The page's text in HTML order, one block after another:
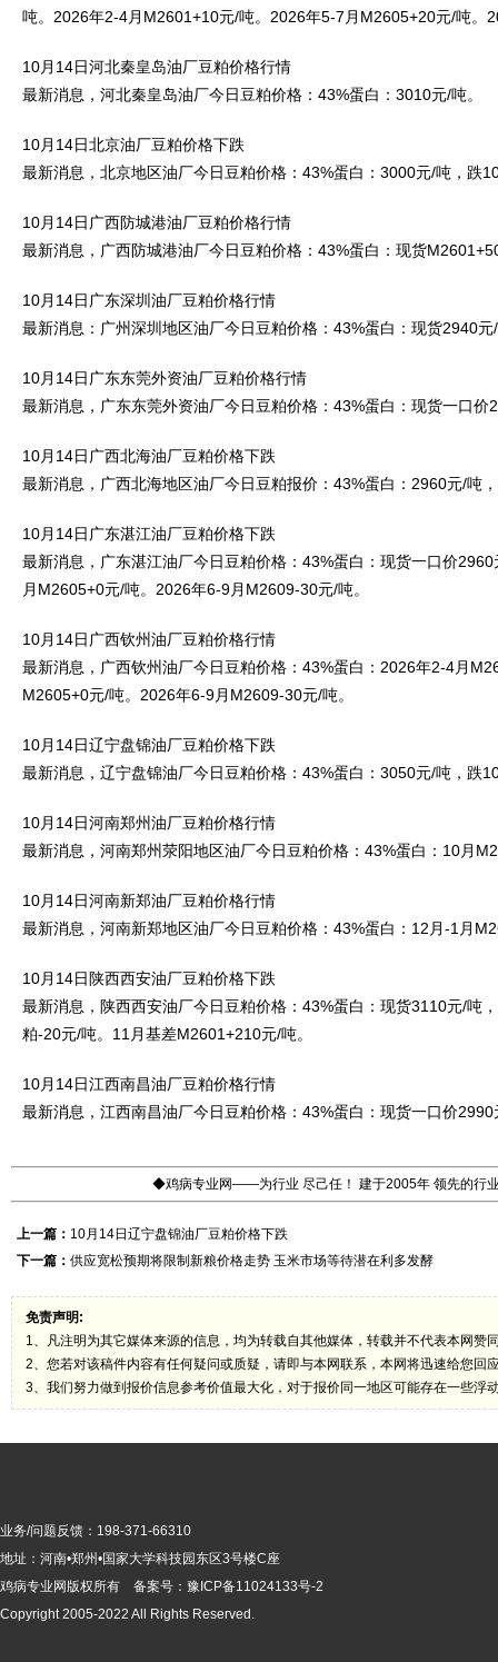
吨。2026年2-4月M2601+10元/吨。2026年5-7月M2605+20元/吨。
10月14日河北秦皇岛油厂豆粕价格行情
最新消息，河北秦皇岛油厂今日豆粕价格：43%蛋白：3010元/吨。
10月14日北京油厂豆粕价格下跌
最新消息，北京地区油厂今日豆粕价格：43%蛋白：3000元/吨，跌
10月14日广西防城港油厂豆粕价格行情
最新消息，广西防城港油厂今日豆粕价格：43%蛋白：现货
10月14日广东深圳油厂豆粕价格行情
最新消息：广州深圳地区油厂今日豆粕价格：43%蛋白：现货2940元
10月14日广东东莞外资油厂豆粕价格行情
最新消息，广东东莞外资油厂今日豆粕价格：43%蛋白：现货一口价
10月14日广西北海油厂豆粕价格下跌
最新消息，广西北海地区油厂今日豆粕报价：43%蛋白：2960元/吨
10月14日广东湛江油厂豆粕价格下跌
最新消息，广东湛江油厂今日豆粕价格：43%蛋白：现货一口价
月M2605+0元/吨。2026年6-9月M2609-30元/吨。
10月14日广西钦州油厂豆粕价格行情
最新消息，广西钦州油厂今日豆粕价格：43%蛋白：2026年2-4月
M2605+0元/吨。2026年6-9月M2609-30元/吨。
10月14日辽宁盘锦油厂豆粕价格下跌
最新消息，辽宁盘锦油厂今日豆粕价格：43%蛋白：3050元/吨，跌
10月14日河南郑州油厂豆粕价格行情
最新消息，河南郑州荥阳地区油厂今日豆粕价格：43%蛋白：10月
10月14日河南新郑油厂豆粕价格行情
最新消息，河南新郑地区油厂今日豆粕价格：43%蛋白：12月-1月
10月14日陕西西安油厂豆粕价格下跌
最新消息，陕西西安油厂今日豆粕价格：43%蛋白：现货3110元/吨
粕-20元/吨。11月基差M2601+210元/吨。
10月14日江西南昌油厂豆粕价格行情
最新消息，江西南昌油厂今日豆粕价格：43%蛋白：现货一口价2990
◆鸡病专业网——为行业 尽己任！ 建于2005年 领先的行
上一篇： 10月14日辽宁盘锦油厂豆粕价格下跌
下一篇： 供应宽松预期将限制新粮价格走势 玉米市场等待潜在利多发酵
免责声明:
1、凡注明为其它媒体来源的信息，均为转载自其他媒体，转载并不代表本网赞
2、您若对该稿件内容有任何疑问或质疑，请即与本网联系，本网将迅速给您回
3、我们努力做到报价信息参考价值最大化，对于报价同一地区可能存在一些浮
业务/问题反馈：198-371-66310
地址：河南•郑州•国家大学科技园东区3号楼C座
鸡病专业网版权所有 备案号： 豫ICP备11024133号-2
Copyright 2005-2022 All Rights Reserved.